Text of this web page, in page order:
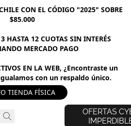
CON EL CÓDIGO "2025" SOBRE
$85.000
HASTA 12 CUOTAS SIN INTERÉS
MERCADO PAGO
EN LA WEB, ¿Encontraste un
con un respaldo único.
TIENDA FÍSICA
OFERTAS